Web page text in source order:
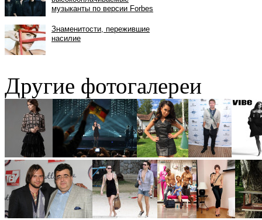
Другие фотогалереи